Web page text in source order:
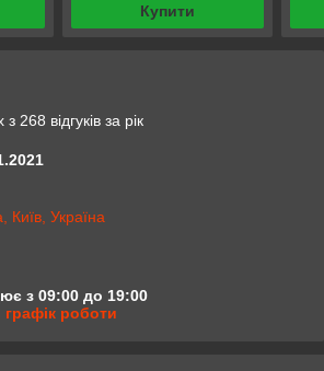
Купити
268 відгуків за рік
Київ, Україна
з 09:00 до 19:00
роботи